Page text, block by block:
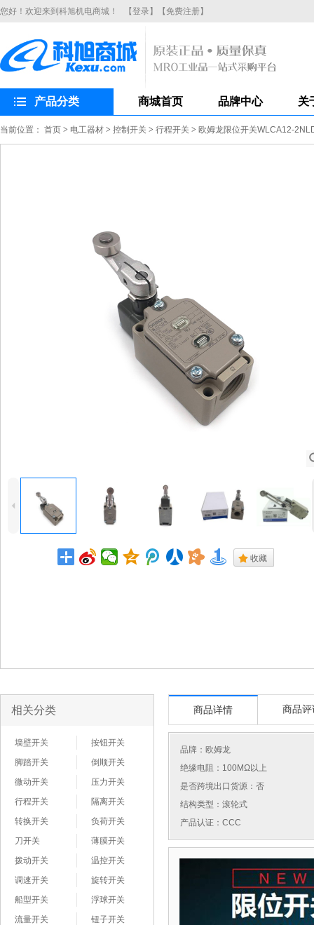
您好！欢迎来到科旭机电商城！ 【登录】 【免费注册】
产品分类 商城首页 品牌中心 关
当前位置： 首页 > 电工器材 > 控制开关 > 行程开关 > 欧姆龙限位开关WLCA12-
4
. 收藏
相关分类
墙壁开关
按钮开关
脚踏开关
倒顺开关
微动开关
压力开关
行程开关
隔离开关
转换开关
负荷开关
刀开关
薄膜开关
拨动开关
温控开关
调速开关
旋转开关
船型开关
浮球开关
流量开关
钮子开关
商品详情 商品评
品牌： 欧姆龙
绝缘电阻：100MΩ以上
是否跨境出口货源：否
结构类型：滚轮式
产品认证：CCC